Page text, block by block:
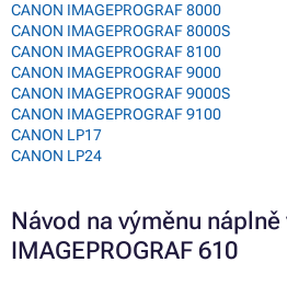
CANON IMAGEPROGRAF 8000
CANON IMAGEPROGRAF 8000S
CANON IMAGEPROGRAF 8100
CANON IMAGEPROGRAF 9000
CANON IMAGEPROGRAF 9000S
CANON IMAGEPROGRAF 9100
CANON LP17
CANON LP24
Návod na výměnu
IMAGEPROGRAF 610